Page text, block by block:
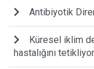
Antibiyotik
Küresel iklim
hastalığını tetikliyor